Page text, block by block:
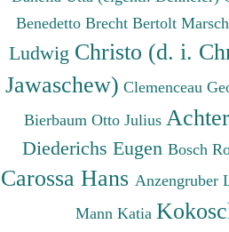
Benedetto Brecht Bertolt
Ludwig Christo (d. i.
Jawaschew) Clemenceau
Bierbaum Otto Julius
Diederichs Eugen Bosch
Carossa Hans Anzengruber
Mann Katia